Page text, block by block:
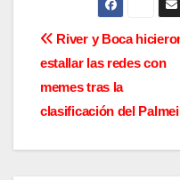
N
a
v
e
River y Boca
estallar las redes con
memes tras la
clasificación del